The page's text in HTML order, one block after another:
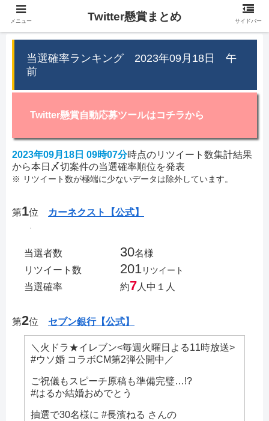
当選確率ランキング 2023年09月18日 午
前
Twitter懸賞自動応募ツールはコチラから
2023年09月18日 09時07分時点のリツイート数集計結果
から本日〆切案件の当選確率順位を発表
※ リツイート数が極端に少ないデータは除外しています。
第1位 カーネクスト【公式】
当選者数 30名様
リツイート数
201リツイート
当選確率 約7 人中１人
第2位 セブン銀行【公式】
＼火ドラ★イレブン<毎週火曜日よる11時放送>
#ウソ婚 コラボCM第2弾公開中／
ご祝儀もスピーチ原稿も準備完璧…!?
#はるか結婚おめでとう
抽選で30名様に #長濱ねる さんの
メニュー Twitter懸賞まとめ サイドバー